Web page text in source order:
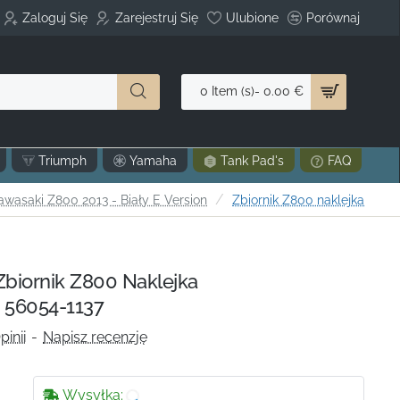
Zaloguj Się Zarejestruj Się Ulubione Porównaj
0 Item (s)- 0.00 €
Triumph Yamaha Tank Pad's FAQ
Z800 2013 - Biały E Version Zbiornik Z800 naklejka
Z800 Naklejka
1137
- Napisz recenzję
Wysyłka: